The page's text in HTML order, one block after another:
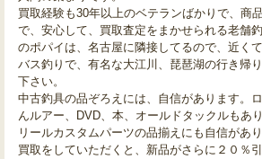
買取経験も30年以上のベテランばかりで、商
で、安心して、買取査定をまかせられる老舗
のポパイは、名古屋に隣接してるので、近くて
バス釣りで、有名な大江川、琵琶湖の行き帰
下さい。
中古釣具の品ぞろえには、自信があります。
んルアー、DVD、本、オールドタックルもあり
リールカスタムパーツの品揃えにも自信があり
買取をしていただくと、新品がさらに２０％